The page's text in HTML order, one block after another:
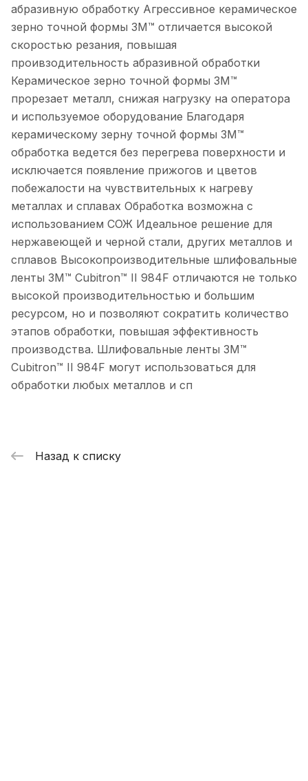
абразивную обработку Агрессивное керамическое
зерно точной формы 3M™ отличается высокой
скоростью резания, повышая
проивзодительность абразивной обработки
Керамическое зерно точной формы 3M™
прорезает металл, снижая нагрузку на оператора
и используемое оборудование Благодаря
керамическому зерну точной формы 3M™
обработка ведется без перегрева поверхности и
исключается появление прижогов и цветов
побежалости на чувствительных к нагреву
металлах и сплавах Обработка возможна с
использованием СОЖ Идеальное решение для
нержавеющей и черной стали, других металлов и
сплавов Высокопроизводительные шлифовальные
ленты 3M™ Cubitron™ II 984F отличаются не только
высокой производительностью и большим
ресурсом, но и позволяют сократить количество
этапов обработки, повышая эффективность
производства. Шлифовальные ленты 3M™
Cubitron™ II 984F могут использоваться для
обработки любых металлов и сп
Назад к списку